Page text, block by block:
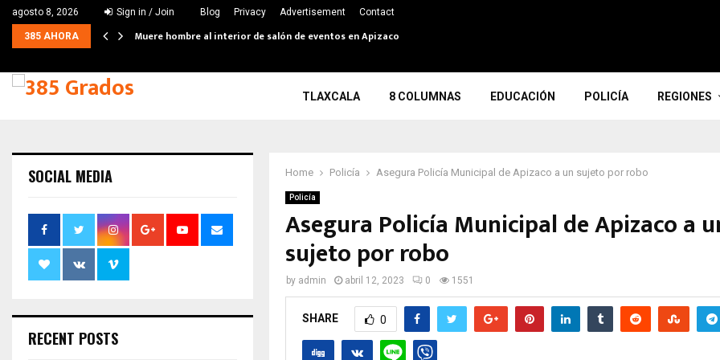
agosto 8, 2026 Sign in / Join Blog Privacy Advertisement Contact
385 AHORA Muere hombre al interior de salón de eventos en Apizaco
TLAXCALA 8 COLUMNAS EDUCACIÓN POLICÍA REGIONES
Home Policía Asegura Policía Municipal de Apizaco a un sujeto por robo
Policía
Asegura Policía Municipal de Apizaco a
sujeto por robo
by admin abril 12, 2023 0 1551
SHARE 0
SOCIAL MEDIA
RECENT POSTS